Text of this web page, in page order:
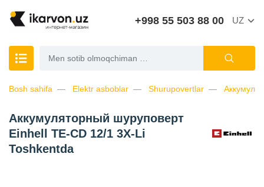
+998 55 503 88 00 UZ
Bosh sahifa Elektr asboblar Shurupovertlar
Аккумуляторный шуруповерт
Einhell TE-CD 12/1 3X-Li
Toshkentda